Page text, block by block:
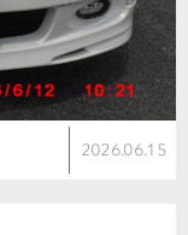
2026.06.15